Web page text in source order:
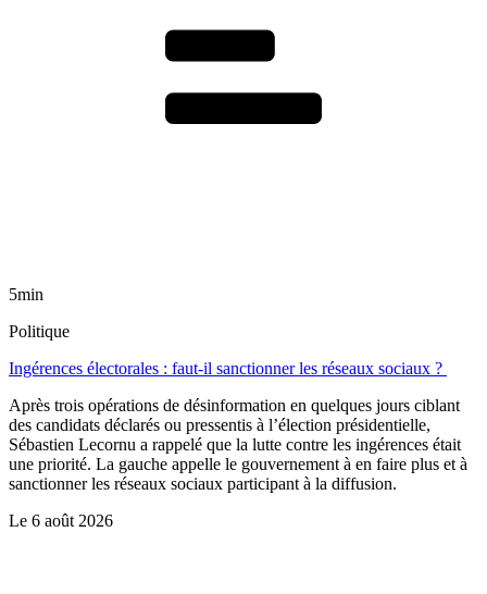
5min
Politique
Ingérences électorales : faut-il sanctionner les réseaux sociaux ?
Après trois opérations de désinformation en quelques jours ciblant
des candidats déclarés ou pressentis à l’élection présidentielle,
Sébastien Lecornu a rappelé que la lutte contre les ingérences était
une priorité. La gauche appelle le gouvernement à en faire plus et à
sanctionner les réseaux sociaux participant à la diffusion.
Le 6 août 2026